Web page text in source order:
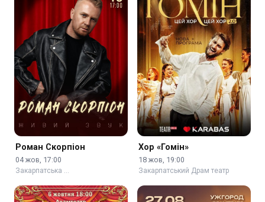
Роман Скорпіон
04 жов, 17:00
Закарпатська …
Хор «Гомін»
18 жов, 19:00
Закарпатський Драм театр